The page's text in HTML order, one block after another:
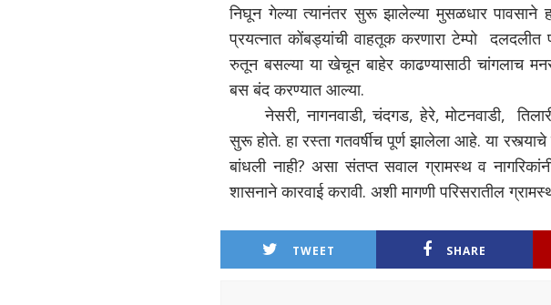
निघून गेल्या त्यानंतर सुरू झालेल्या मुसळधार पावसाने
प्रयत्नात कोंबड्यांची वाहतूक करणारा टेम्पो
रुतून बसल्या या खेचून बाहेर काढण्यासाठी चांगलाच
बस बंद करण्यात आल्या.
नेसरी, नागनवाडी, चंदगड, हेरे, मोटनवाडी,
सुरू होते. हा रस्ता गतवर्षीच पूर्ण झालेला आहे. या
बांधली नाही? असा संतप्त सवाल ग्रामस्थ व
शासनाने कारवाई करावी. अशी मागणी परिसरातील
TWEET SHARE